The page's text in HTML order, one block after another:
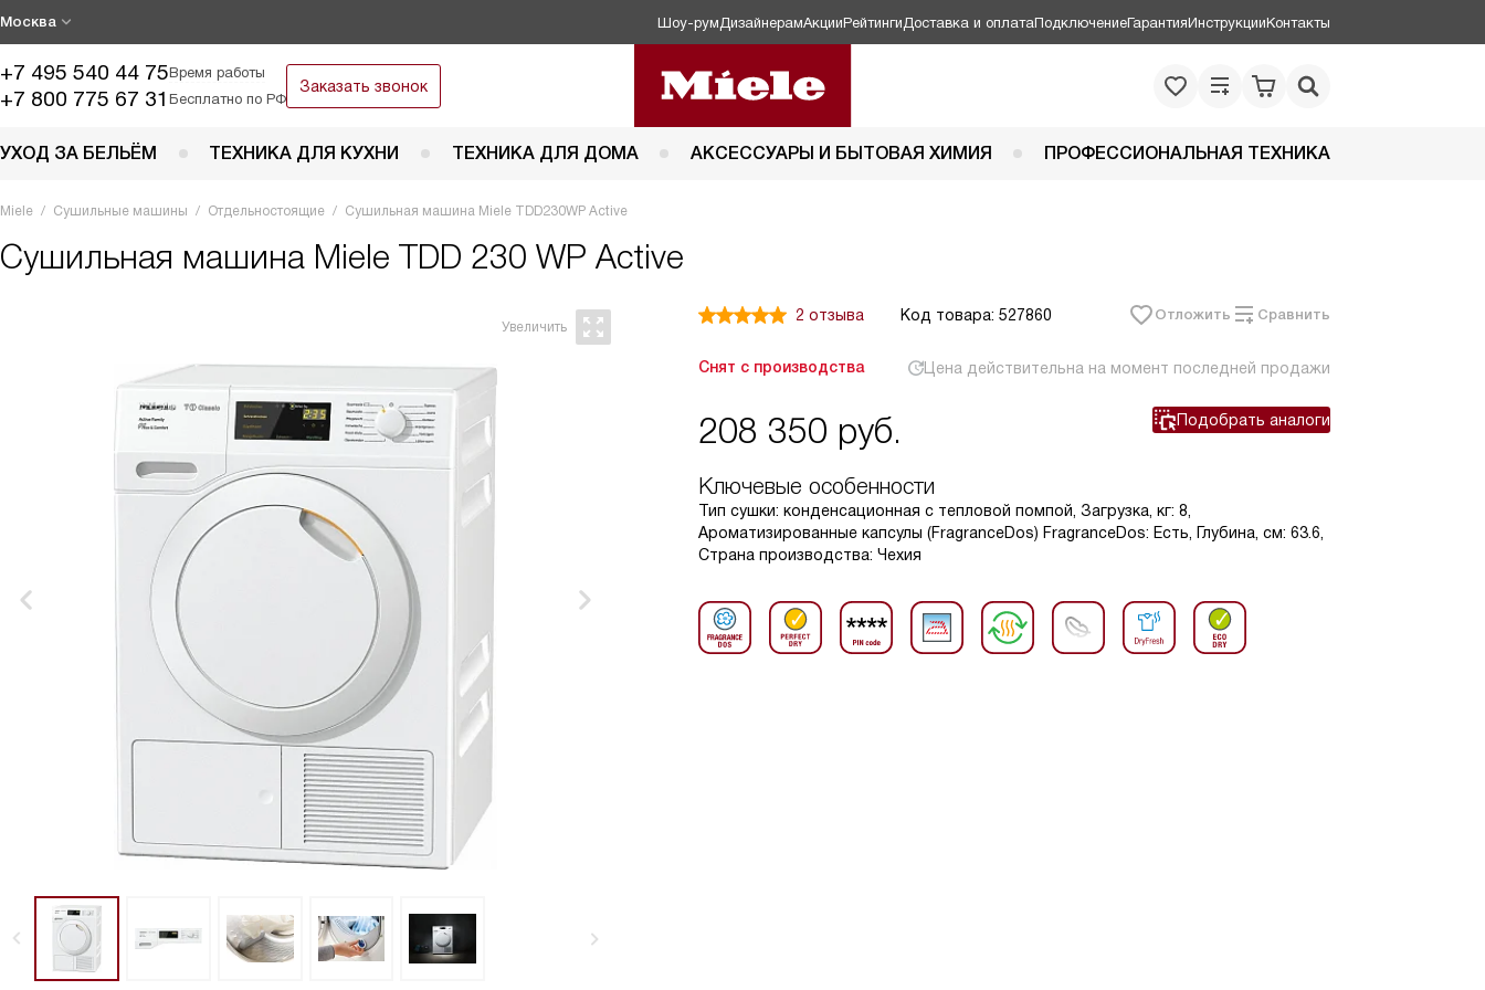
Москва Шоу-рум ДизайнерамАкцииРейтинги Доставка и оплатаПодключениеГарантияИнструкцииКонтакты
+7 495 540 44 75Время работы
+7 800 775 67 31 Бесплатно по РФ
Заказать звонок
УХОД ЗА БЕЛЬЁМ ТЕХНИКА ДЛЯ КУХНИ ТЕХНИКА ДЛЯ ДОМА АКСЕССУАРЫ И БЫТОВАЯ ХИМИЯ ПРОФЕССИОНАЛЬНАЯ ТЕХНИКА
Miele Сушильные машины Отдельностоящие Сушильная машина Miele TDD230WP Active
Сушильная машина Miele TDD 230 WP Active
2 отзыва Код товара: 527860 Отложить Сравнить
Снят с производства Цена действительна на момент последней продажи
208 350 руб. Подобрать аналоги
Ключевые особенности
Тип сушки: конденсационная с тепловой помпой, Загрузка, кг: 8,
Ароматизированные капсулы (FragranceDos) FragranceDos: Есть, Глубина, см: 63.6,
Страна производства: Чехия